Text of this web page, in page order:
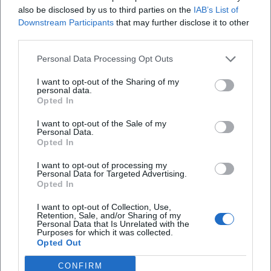
also be disclosed by us to third parties on the IAB’s List of
Downstream Participants that may further disclose it to other
Personal Data Processing Opt Outs
I want to opt-out of the Sharing of my
personal data.
Opted In
I want to opt-out of the Sale of my
Personal Data.
Opted In
I want to opt-out of processing my
Personal Data for Targeted Advertising.
Opted In
I want to opt-out of Collection, Use,
Retention, Sale, and/or Sharing of my
Personal Data that Is Unrelated with the
Purposes for which it was collected.
Opted Out
CONFIRM
Häufig gestellte Fragen
Wo liegt der Veranstaltungsort?
Was ist im Eintrittspreis enthalten?
Ist die Veranstaltung kostenlos?
Gibt es Hinweise zu Camping oder Open-Air?